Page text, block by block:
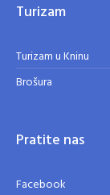
Turizam
Turizam u Kninu
Brošura
Pratite nas
Facebook